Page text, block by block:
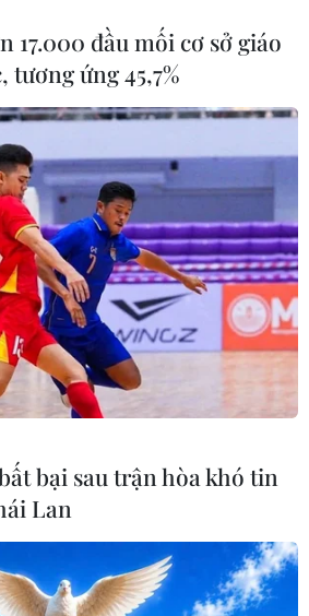
17.000 đầu mối cơ sở giáo
tương ứng 45,7%
bại sau trận hòa khó tin
Lan